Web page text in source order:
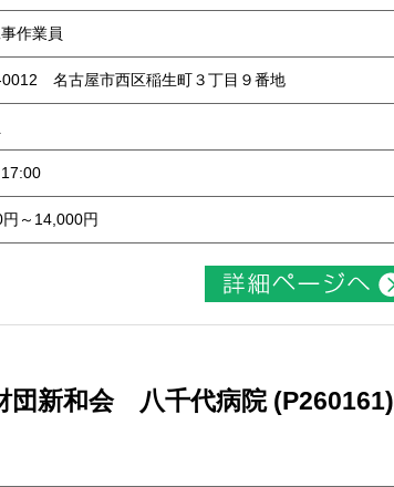
作業員
0012 名古屋市西区稲生町３丁目９番地
～14,000円
新和会 八千代病院 (P260161)